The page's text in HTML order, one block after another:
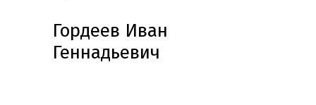
Гордеев Иван
Геннадьевич